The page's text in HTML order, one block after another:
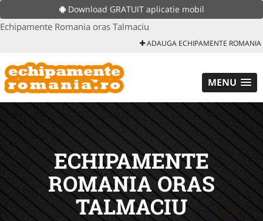
Download GRATUIT aplicatie mobil
Echipamente Romania oras Talmaciu
ADAUGA ECHIPAMENTE ROMANIA
MENU
ECHIPAMENTE
ROMANIA ORAS
TALMACIU